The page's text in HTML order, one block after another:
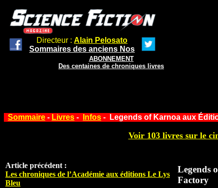
Directeur : Alain Pelosato
Sommaires des anciens Nos
ABONNEMENT
Des centaines de chroniques livres
Sommaire - Livres - Infos - Legends of Karnoa aux
Voir 103 livres sur le
Article précédent :
Les chroniques de l’Académie aux éditions Le Lys
Bleu
Legends
Factory